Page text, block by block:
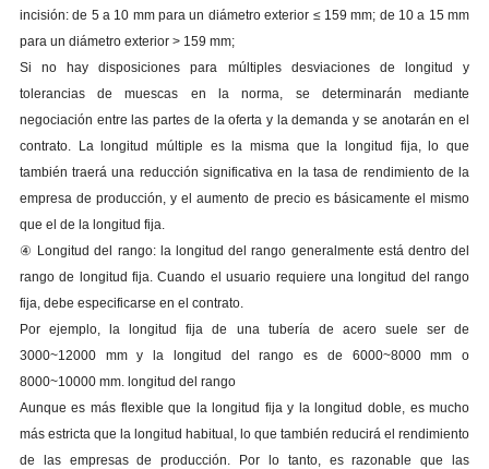
incisión: de 5 a 10 mm para un diámetro exterior ≤ 159 mm; de 10 a 15 mm
para un diámetro exterior > 159 mm;
Si no hay disposiciones para múltiples desviaciones de longitud y
tolerancias de muescas en la norma, se determinarán mediante
negociación entre las partes de la oferta y la demanda y se anotarán en el
contrato. La longitud múltiple es la misma que la longitud fija, lo que
también traerá una reducción significativa en la tasa de rendimiento de la
empresa de producción, y el aumento de precio es básicamente el mismo
que el de la longitud fija.
④ Longitud del rango: la longitud del rango generalmente está dentro del
rango de longitud fija. Cuando el usuario requiere una longitud del rango
fija, debe especificarse en el contrato.
Por ejemplo, la longitud fija de una tubería de acero suele ser de
3000~12000 mm y la longitud del rango es de 6000~8000 mm o
8000~10000 mm. longitud del rango
Aunque es más flexible que la longitud fija y la longitud doble, es mucho
más estricta que la longitud habitual, lo que también reducirá el rendimiento
de las empresas de producción. Por lo tanto, es razonable que las